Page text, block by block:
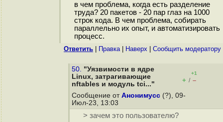
в чем проблема, когда есть разделение
труда? 20 пакетов - 20 пар глаз на 1000
строк кода. В чем проблема, собирать
параллельно их опыт, и автоматизировать
процесс.
Ответить Правка| Наверх Cообщить модератору
50. "Уязвимости в ядре
Linux, затрагивающие
nftables и модуль tci..."
+1
+ / –
Сообщение от Анонимусс (?), 09-
Июл-23, 13:03
> зачем это пользователю?